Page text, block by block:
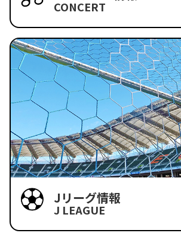
CONCERT
Jリーグ情報
J LEAGUE